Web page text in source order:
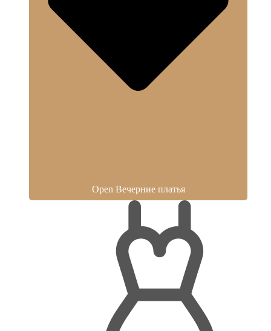
Open Вечерние платья